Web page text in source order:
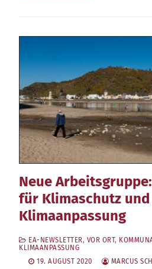
Neue
für Klimaschutz und
Klimaanpassung
EA-NEWSLETTER, VOR ORT,
KLIMAANPASSUNG
19. AUGUST 2020
MARCUS